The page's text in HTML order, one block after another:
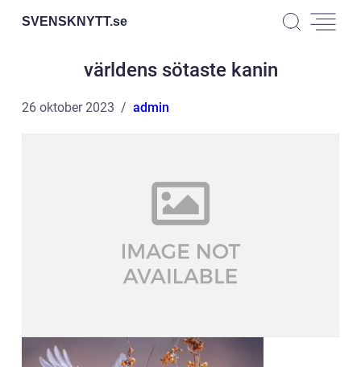
SVENSKNYTT.se
världens sötaste kanin
26 oktober 2023 admin